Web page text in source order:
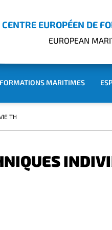
CENTRE EUROPÉEN DE
EUROPEAN
FORMATIONS MARITIMES
TH